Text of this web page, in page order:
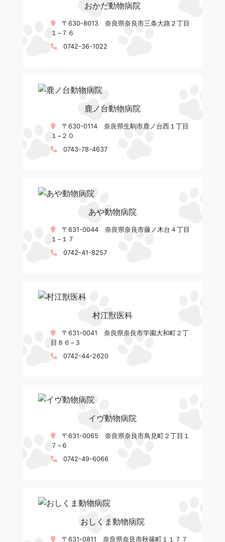
おかだ動物病院
〒630-8013 奈良県奈良市三条大路２丁目
１−７６
0742-36-1022
鹿ノ台動物病院
〒630-0114 奈良県生駒市鹿ノ台西１丁目
１−２０
0743-78-4637
あや動物病院
〒631-0044 奈良県奈良市藤ノ木台４丁目
１−１７
0742-41-8257
村江獣医科
〒631-0041 奈良県奈良市学園大和町２丁
目８６−３
0742-44-2620
イヴ動物病院
〒631-0065 奈良県奈良市鳥見町２丁目１
７−６
0742-49-6066
おしくま動物病院
〒631-0811 奈良県奈良市秋篠町１１７７